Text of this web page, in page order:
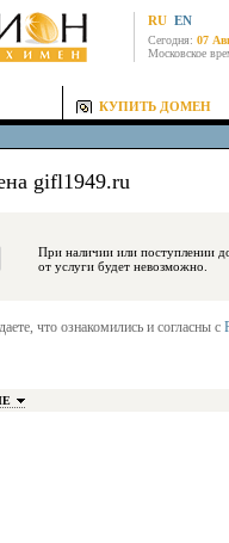
RU EN
Сегодня: 07
Московское
КУПИТЬ ДОМЕН
gifl1949.ru
При наличии или поступлении достаточной
от услуги будет невозможно.
что ознакомились и согласны с